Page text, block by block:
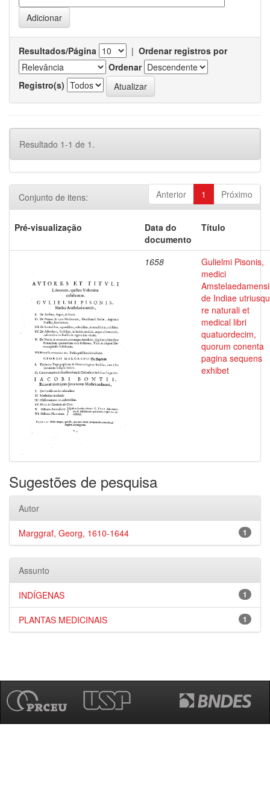
Resultados/Página | Ordenar registros por
Ordenar
Registro(s)
Resultado 1-1 de 1.
Anterior 1 Próximo
Conjunto de itens:
Pré-visualização
Data do
documento
Título
1658
Gulielmi Pisonis,
medici
de Indiae
re naturali et
medical libri
quatuordecim,
quorum conenta
pagina sequens
exhibet
Sugestões de pesquisa
Autor
1
Marggraf, Georg, 1610-1644
Assunto
1
INDÍGENAS
1
PLANTAS MEDICINAIS